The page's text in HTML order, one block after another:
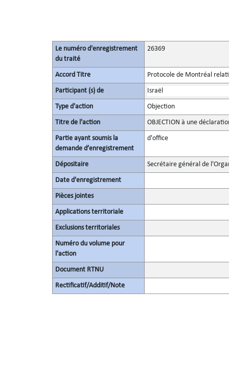
Le numéro d'enregistrement
du traité
26369
Accord Titre Protocole de Montréal
Participant (s) de Israël
Type d'action Objection
Titre de l'action OBJECTION à une
Partie ayant soumis la
demande d’enregistrement
d'office
Dépositaire Secrétaire général de
Date d'enregistrement
Pièces jointes
Applications territoriale
Exclusions territoriales
Numéro du volume pour
l'action
Document RTNU
Rectificatif/Additif/Note